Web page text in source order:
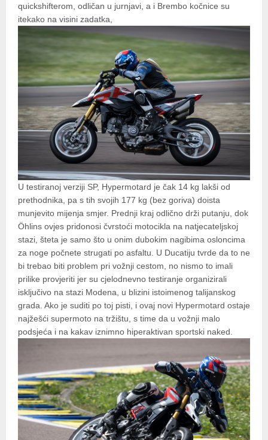
quickshifterom, odličan u jurnjavi, a i Brembo kočnice su
itekako na visini zadatka,
U testiranoj verziji SP, Hypermotard je čak 14 kg lakši od
prethodnika, pa s tih svojih 177 kg (bez goriva) doista
munjevito mijenja smjer. Prednji kraj odlično drži putanju, dok
Öhlins ovjes pridonosi čvrstoći motocikla na natjecateljskoj
stazi, šteta je samo što u onim dubokim nagibima osloncima
za noge počnete strugati po asfaltu. U Ducatiju tvrde da to ne
bi trebao biti problem pri vožnji cestom, no nismo to imali
prilike provjeriti jer su cjelodnevno testiranje organizirali
isključivo na stazi Modena, u blizini istoimenog talijanskog
grada. Ako je suditi po toj pisti, i ovaj novi Hypermotard ostaje
najžešći supermoto na tržištu, s time da u vožnji malo
podsjeća i na kakav iznimno hiperaktivan sportski naked.